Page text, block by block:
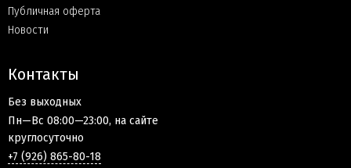
Публичная оферта
Новости
Контакты
Без выходных
Пн—Вс 08:00—23:00, на сайте
круглосуточно
+7 (926) 865-80-18